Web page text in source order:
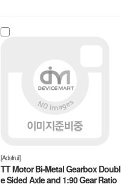
[Adafruit]
TT Motor Bi-Metal Gearbox Doubl
e Sided Axle and 1:90 Gear Ratio